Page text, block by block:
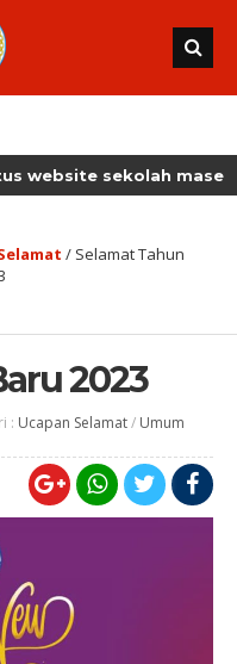
sekolah masehi kudus
/ Selamat Tahun
2023
: Ucapan Selamat/ Umum